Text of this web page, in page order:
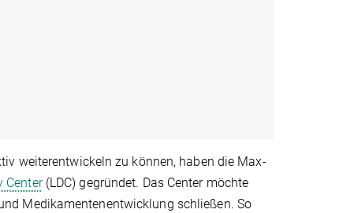
weiterentwickeln zu können, haben die Max-
Center(LDC) gegründet. Das Center möchte
Medikamentenentwicklung schließen. So